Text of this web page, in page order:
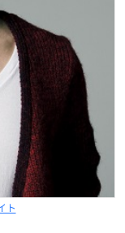
ト